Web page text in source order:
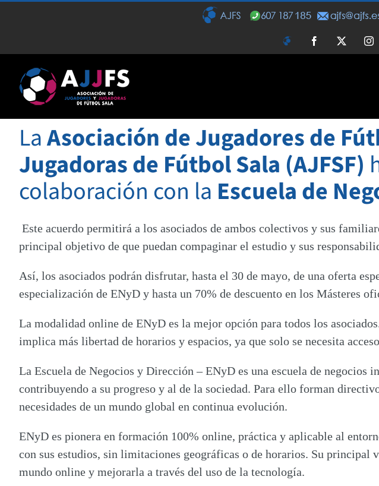
AJFS FacebookTwitter
LaAsociación de Jugadores de
Jugadoras de Fútbol Sala (AJFSF)
colaboración con la Escuela de
Este acuerdo permitirá a los asociados de ambos colectivos y sus
principal objetivo de que puedan compaginar el estudio y sus
Así, los asociados podrán disfrutar, hasta el 30 de mayo, de una oferta
especialización de ENyD y hasta un 70% de descuento en los Másteres
La modalidad online de ENyD es la mejor opción para todos los
implica más libertad de horarios y espacios, ya que solo se necesita
La Escuela de Negocios y Dirección – ENyD es una escuela de negocios
contribuyendo a su progreso y al de la sociedad. Para ello forman
necesidades de un mundo global en continua evolución.
ENyD es pionera en formación 100% online, práctica y aplicable al
con sus estudios, sin limitaciones geográficas o de horarios. Su
mundo online y mejorarla a través del uso de la tecnología.